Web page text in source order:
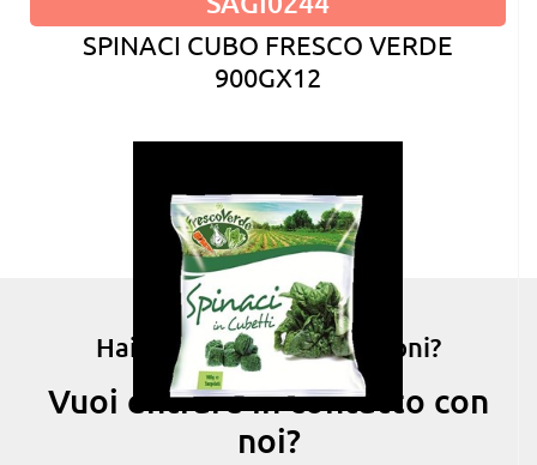
SPINACI CUBO FRESCO VERDE
900GX12
Hai bisogno di informazioni?
Vuoi entrare in contatto con
noi?